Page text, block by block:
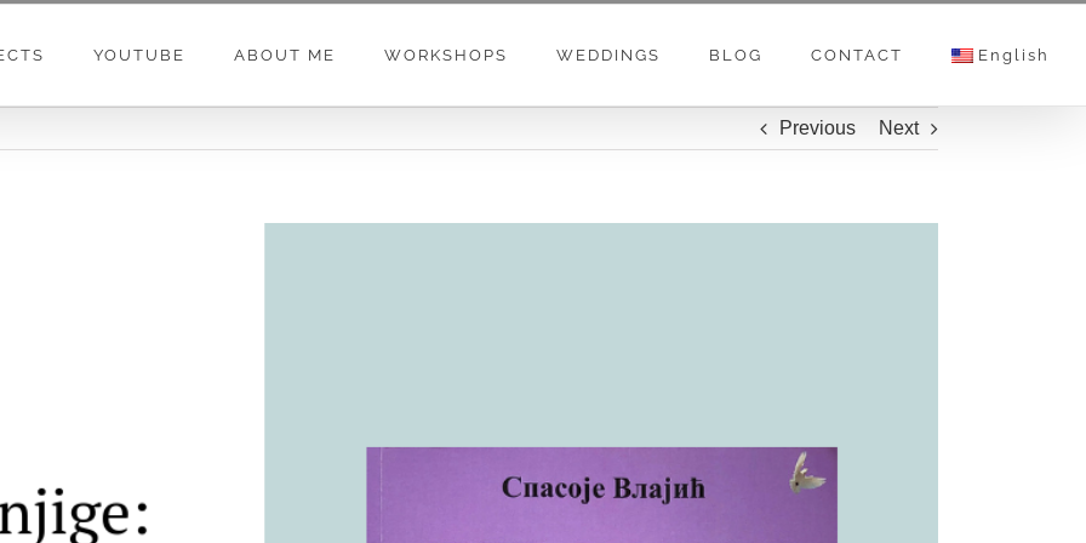
YOUTUBE ABOUT ME WORKSHOPS WEDDINGS BLOG CONTACT English
Previous Next